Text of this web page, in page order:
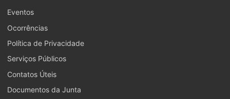
Eventos
Ocorrências
Política de Privacidade
Serviços Públicos
Contatos Úteis
Documentos da Junta